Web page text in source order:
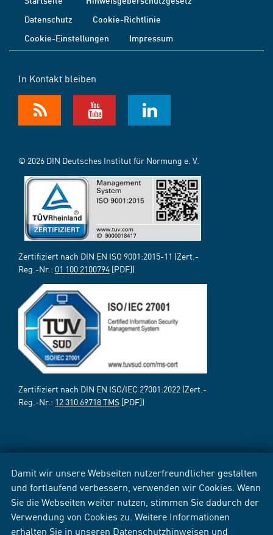
Damit wir unsere Webseiten nutzerfreundlicher gestalten
und fortlaufend verbessern, verwenden wir Cookies. Wenn
Sie die Webseiten weiter nutzen, stimmen Sie dadurch der
Verwendung von Cookies zu. Weitere Informationen
erhalten Sie in unseren Datenschutzhinweisen und
Datenschutz
Cookie-Richtlinie
Cookie-Einstellungen
Impressum
In Kontakt bleiben
© 2026 DIN Deutsches Institut für Normung e. V.
Zertifiziert nach DIN EN ISO 9001:2015-11 (Zert.-
Reg.-Nr.: 01 100 2100794 [PDF])
Zertifiziert nach DIN EN ISO/IEC 27001:2022 (Zert.-
Reg.-Nr.: 12 310 69718 TMS [PDF])